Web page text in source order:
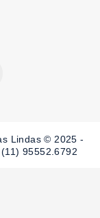
Lindas © 2025 -
95552.6792